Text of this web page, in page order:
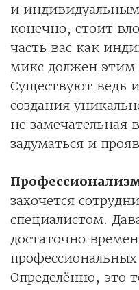
и
конечно, стоит
часть вас как
микс должен этим
Существуют ведь
создания
не замечательная
задуматься и
захочется
специалистом.
достаточно
Определённо, это